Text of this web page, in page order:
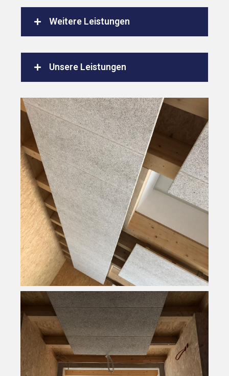
Weitere Leistungen
Unsere Leistungen